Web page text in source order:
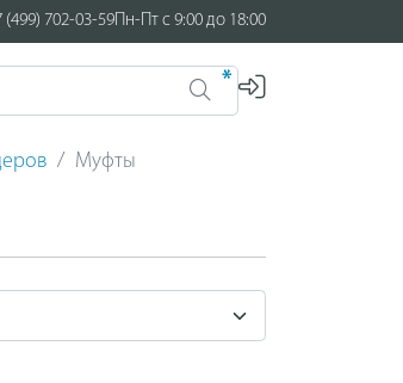
(499) 702-03-59Пн-Пт с 9:00 до 18:00
*
Муфты